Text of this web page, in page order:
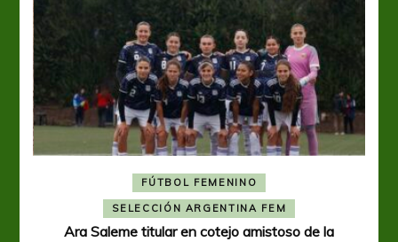
FÚTBOL FEMENINO
SELECCIÓN ARGENTINA FEM
Ara Saleme titular en cotejo amistoso de la